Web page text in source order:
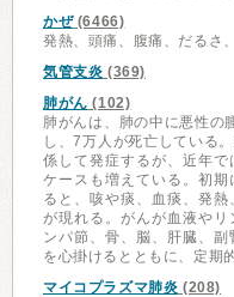
かぜ(6466)
発熱、頭痛、腹痛、だるさ
気管支炎 (369)
肺がん (102)
肺がんは、肺の中に悪性の
し、7万人が死亡している
係して発症するが、近年
ケースも増えている。初
ると、咳や痰、血痰、発
が現れる。がんが血液やリ
ンパ節、骨、脳、肝臓、
を心掛けるとともに、定期
マイコプラズマ肺炎 (208)